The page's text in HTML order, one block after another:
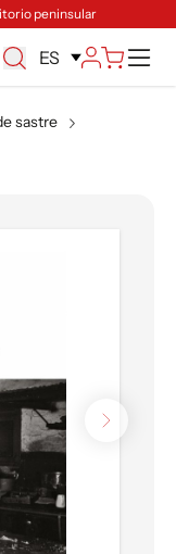
peninsular
ES
sastre